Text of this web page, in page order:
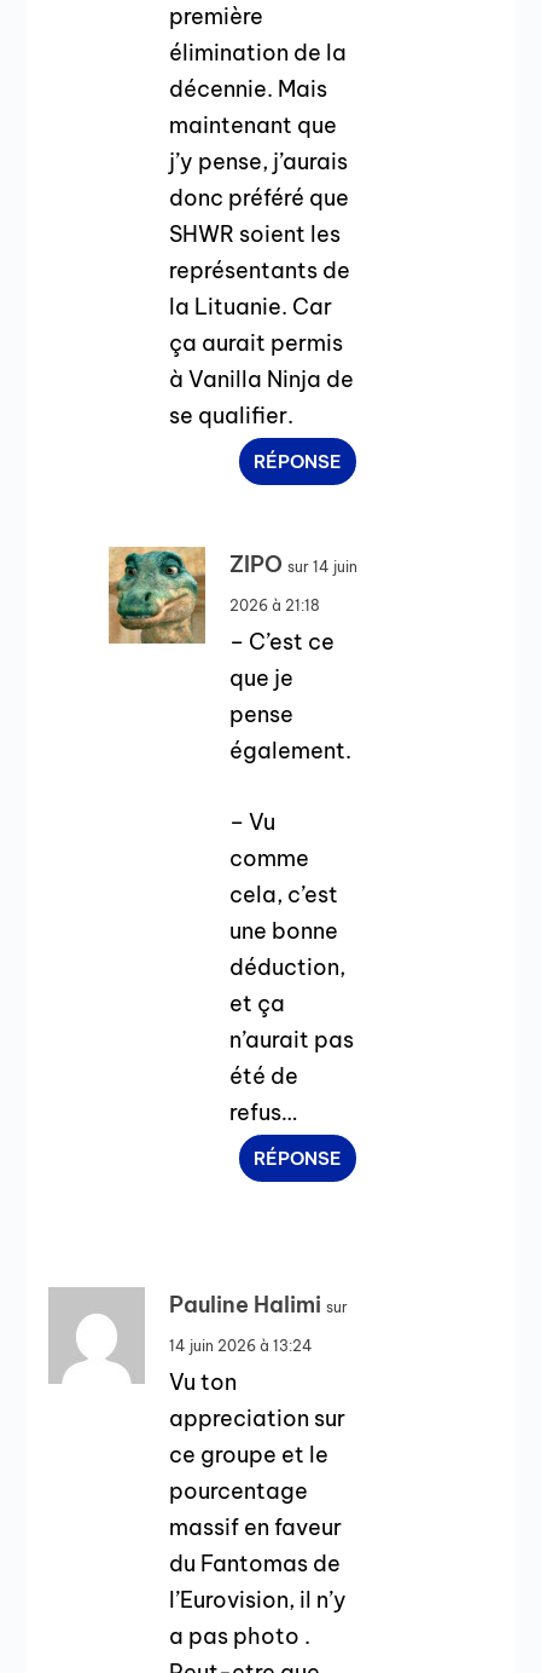
première
élimination de la
décennie. Mais
maintenant que
j’y pense, j’aurais
donc préféré que
SHWR soient les
représentants de
la Lituanie. Car
ça aurait permis
à Vanilla Ninja de
se qualifier.
RÉPONSE
ZIPO sur 14 juin
2026 à 21:18
– C’est ce
que je
pense
également.
– Vu
comme
cela, c’est
une bonne
déduction,
et ça
n’aurait pas
été de
refus…
RÉPONSE
Pauline Halimi sur
14 juin 2026 à 13:24
Vu ton
appreciation sur
ce groupe et le
pourcentage
massif en faveur
du Fantomas de
l’Eurovision, il n’y
a pas photo .